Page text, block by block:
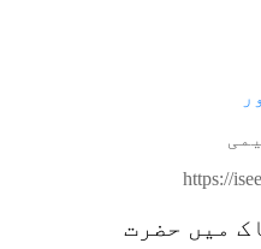
https://
میں حضرت